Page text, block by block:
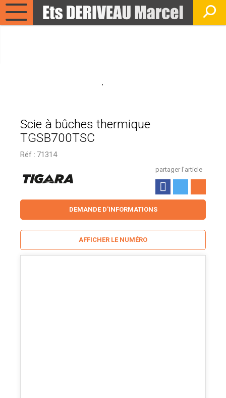
Scie à bûches thermique
TGSB700TSC
Réf : 71314
partager l'article
DEMANDE D'INFORMATIONS
AFFICHER LE NUMÉRO